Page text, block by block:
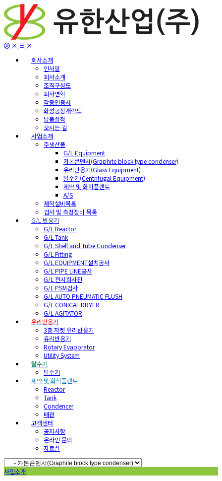
회사소개
인사말
회사소개
조직구성도
회사연혁
각종인증서
화성공장개략도
납품실적
오시는 길
사업소개
주생산품
G/L Equipment
카본콘덴서(Graphite block type condenser)
유리반응기(Glass Equipment)
탈수기(Centrifugal Equipment)
제약 및 화학플랜트
A/S
제작설비목록
검사 및 측정장비 목록
G/L 반응기
G/L Reactor
G/L Tank
G/L Shell and Tube Condenser
G/L Fitting
G/L EQUIPMENT설치공사
G/L PIPE LINE공사
G/L 전시회사진
G/L PSM검사
G/L AUTO PNEUMATIC FLUSH
G/L CONICAL DRYER
G/L AGITATOR
유리반응기
3층 자켓 유리반응기
유리반응기
Rotary Evaporator
Utility System
탈수기
탈수기
제약 및 화학플랜트
Reactor
Tank
Condencer
배관
고객센터
공지사항
온라인 문의
자료실
사업소개